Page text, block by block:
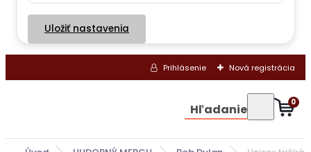
Uložiť nastavenia
Prihlásenie Nová registrácia
Hľadanie 0